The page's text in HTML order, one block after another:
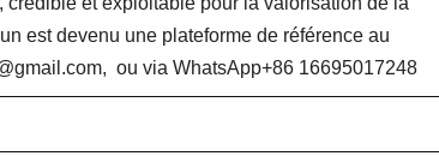
est devenu une plateforme de référence au
ou via WhatsApp+86 16695017248